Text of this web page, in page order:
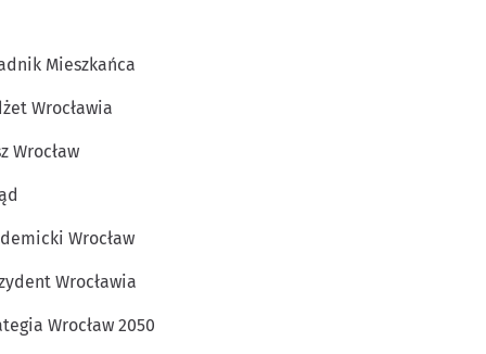
Mieszkańca
Wrocławia
Wrocław
Wrocław
Wrocławia
Wrocław 2050